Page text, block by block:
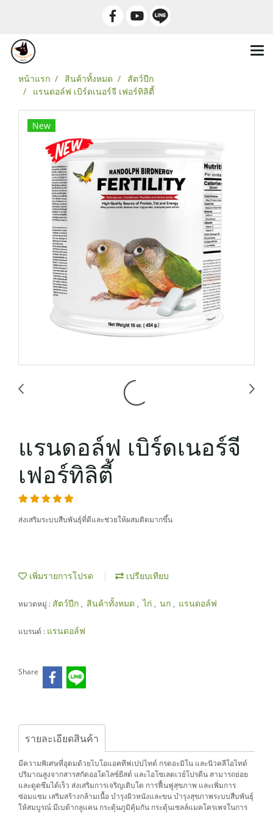
หน้าแรก สินค้าทั้งหมด
สัตว์ปีก
แรนดอล์ฟ เบิร์ดเนอร์จี เฟอร์ทิลิตี้
New
แรนดอล์ฟ เบิร์ดเนอร์จี
เฟอร์ทิลิตี้
ส่งเสริมระบบสืบพันธุ์ที่ดีและช่วยให้ผสมติดมากขึ้น
เพิ่มรายการโปรด เปรียบเทียบ
หมวดหมู่ : สัตว์ปีก , สินค้าทั้งหมด , ไก่ , นก , แรนดอล์ฟ
แบรนด์ : แรนดอล์ฟ
Share
รายละเอียดสินค้า
มีความพิเศษที่อุดมด้วยไบโอแอคทีฟเปปไทด์ กรดอะมิโน และนิวคลีโอไทด์
ปริมาณสูงจากสารสกัดออโตไลซ์ยีสต์ และไอโซเลตเวย์โปรตีน สามารถย่อย
และดูดซึมได้เร็ว ส่งเสริมการเจริญเติบโต การฟื้นฟูสุขภาพ และเพิ่มการ
ซ่อมแซม เสริมสร้างกล้ามเนื้อ บำรุงผิวหนังและขน บำรุงสุขภาพระบบสืบพันธุ์
ให้สมบูรณ์ มีเบต้ากลูแคน กระตุ้นภูมิคุ้มกัน กระตุ้นเซลล์แมคโครเพจในการ